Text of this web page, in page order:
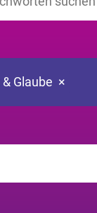
×
Glaube